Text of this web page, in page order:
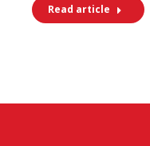
Read article